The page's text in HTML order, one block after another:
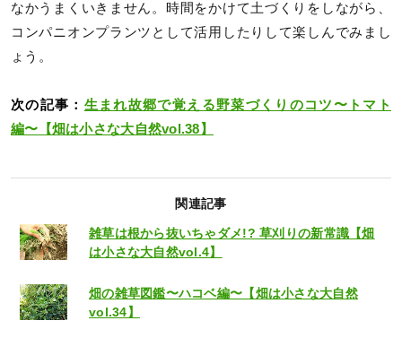
なかうまくいきません。時間をかけて土づくりをしながら、
コンパニオンプランツとして活用したりして楽しんでみまし
ょう。
次の記事： 生まれ故郷で覚える野菜づくりのコツ〜トマト
編〜【畑は小さな大自然vol.38】
関連記事
雑草は根から抜いちゃダメ!? 草刈りの新常識【畑
は小さな大自然vol.4】
畑の雑草図鑑〜ハコベ編〜【畑は小さな大自然
vol.34】